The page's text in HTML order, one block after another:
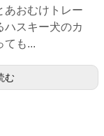
あおむけトレー
ハスキー犬のカ
ても...
む